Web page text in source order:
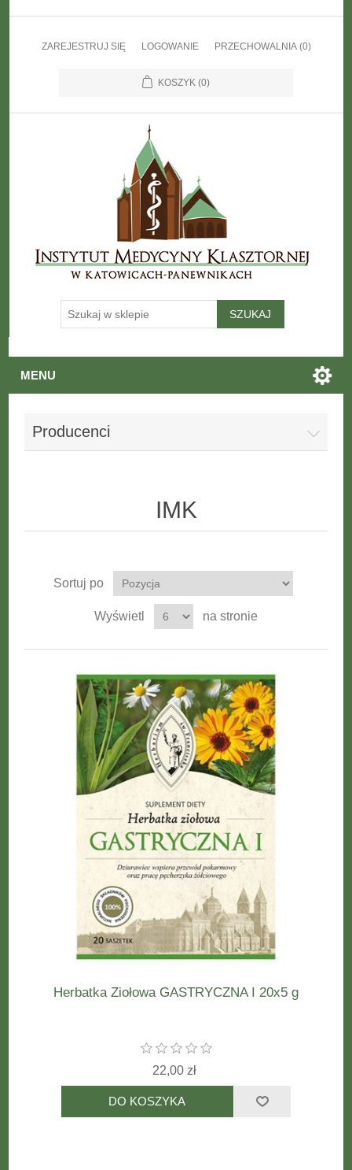
ZAREJESTRUJ SIĘ LOGOWANIE PRZECHOWALNIA (0)
KOSZYK (0)
MENU
Producenci
IMK
Sortuj po
Wyświetl na stronie
Herbatka Ziołowa GASTRYCZNA I 20x5 g
22,00 zł